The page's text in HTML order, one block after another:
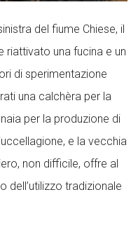
del fiume Chiese, il
riattivato una fucina e un
di sperimentazione
una calchèra per la
per la produzione di
e la vecchia
non difficile, offre al
dell’utilizzo tradizionale